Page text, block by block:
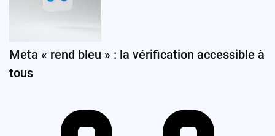
Meta « rend bleu » : la vérification accessible à
tous